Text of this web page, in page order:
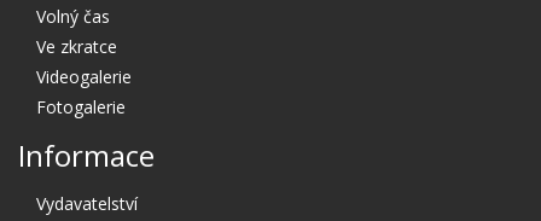
Volný čas
Ve zkratce
Videogalerie
Fotogalerie
Informace
Vydavatelství